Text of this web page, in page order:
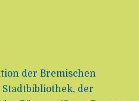
der Bremischen
der